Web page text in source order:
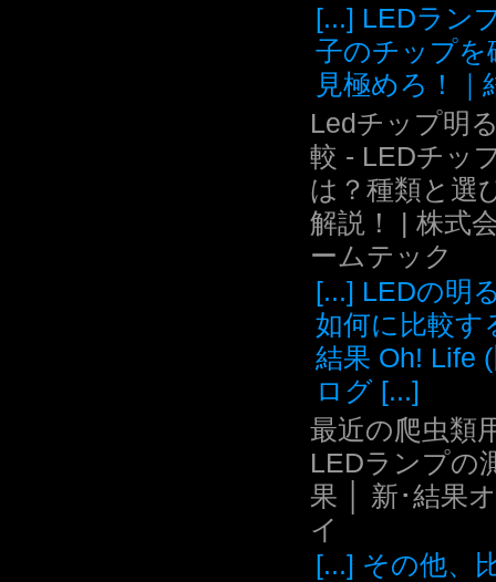
[...] LEDラン
子のチップを
見極めろ！｜
Ledチップ明
較 - LEDチッ
は？種類と選
解説！ | 株式
ームテック
[...] LEDの明
如何に比較す
結果 Oh! Life
ログ [...]
最近の爬虫類
LEDランプの
果 │ 新･結果
イ
[...] その他、